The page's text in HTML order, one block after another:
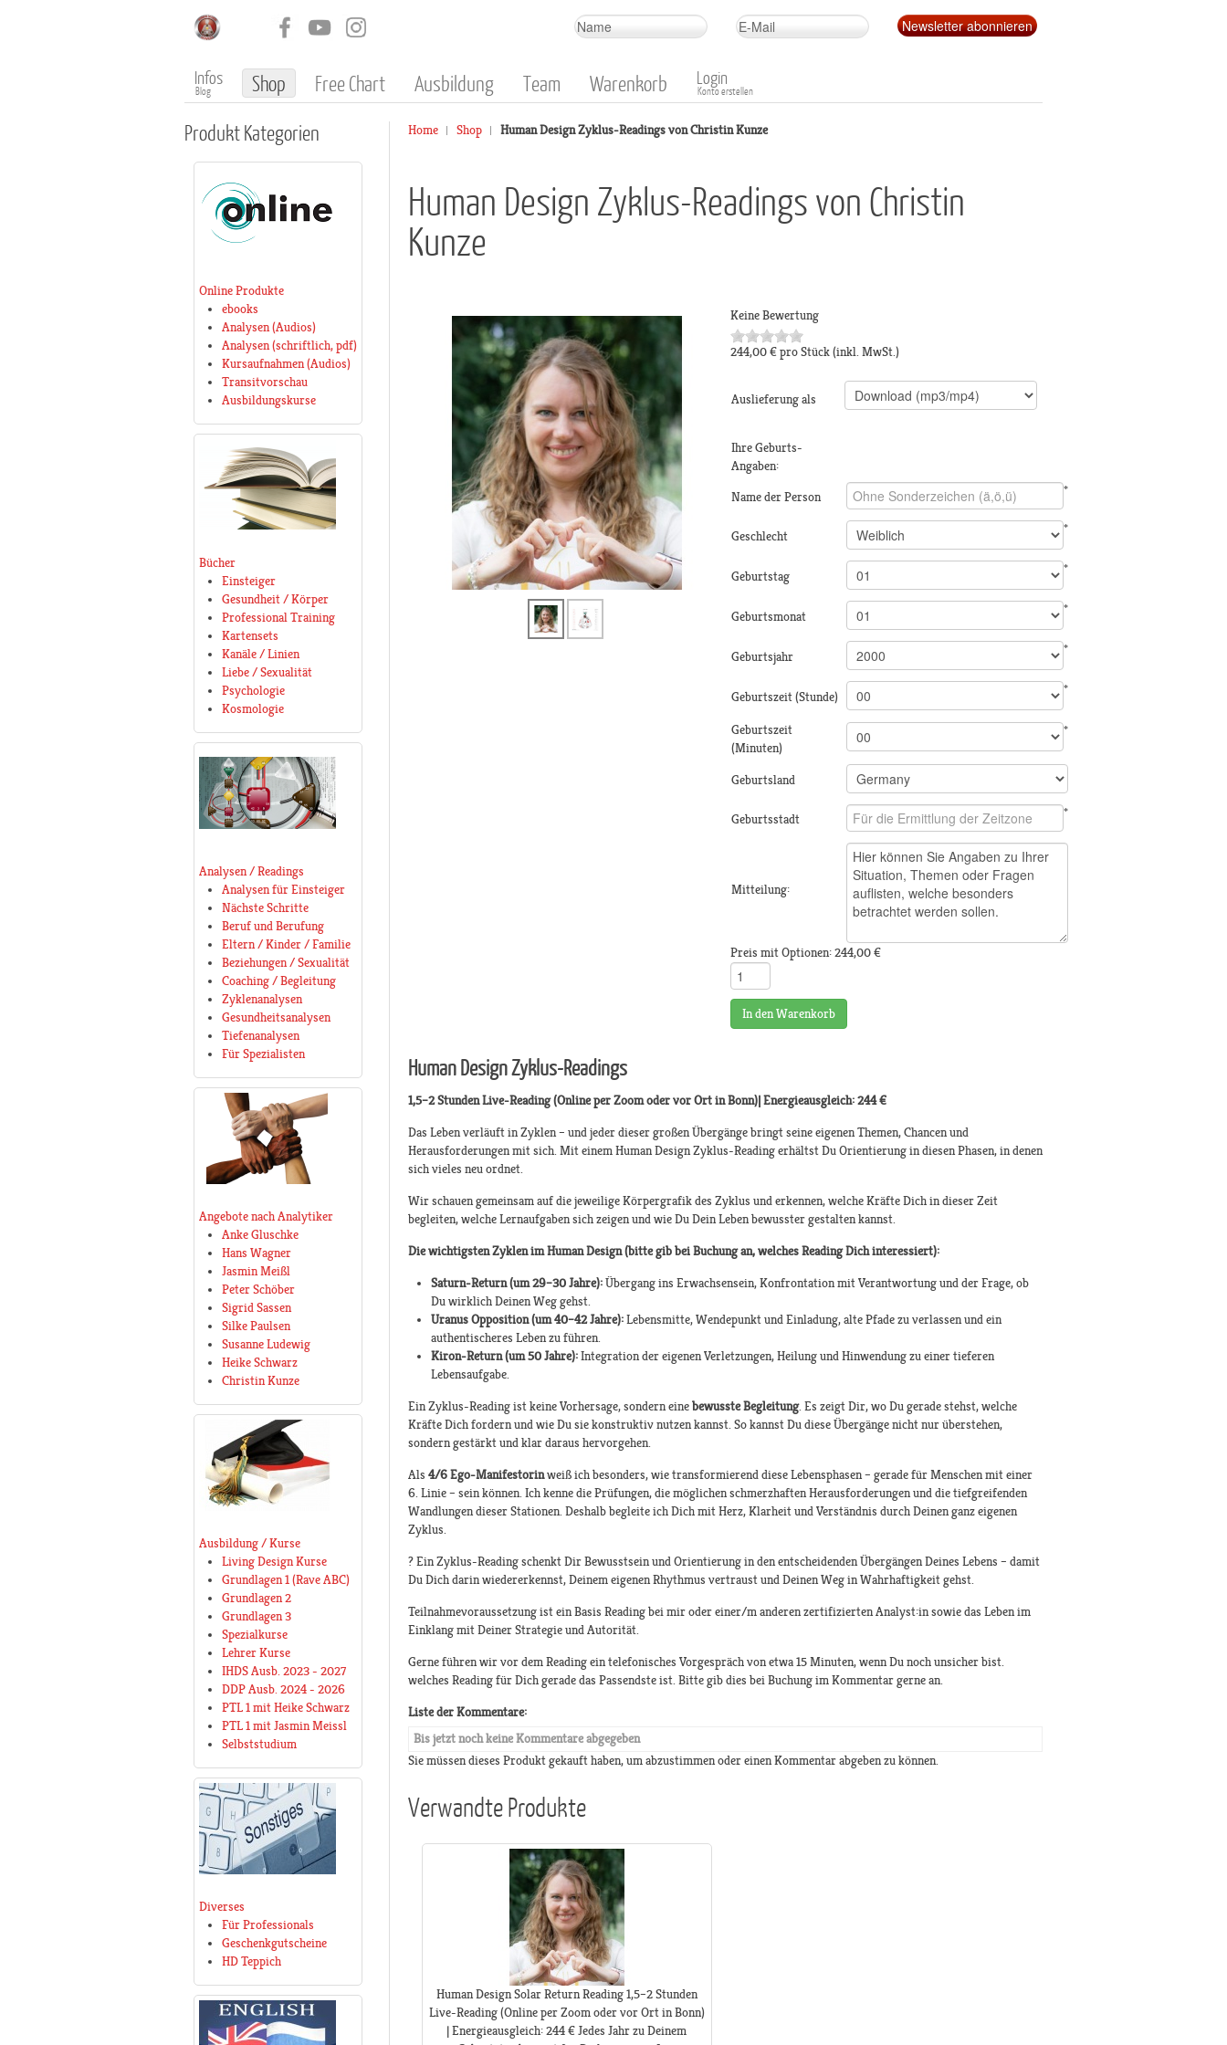
Infos
Blog Shop Free Chart Ausbildung Team Warenkorb Login
Konto erstellen
Home Shop Human Design Zyklus-Readings von Christin Kunze
Human Design Zyklus-Readings von Christin
Kunze
Keine Bewertung
244,00 € pro Stück(inkl. MwSt.)
Auslieferung als
Ihre Geburts-
Angaben:
Name der Person
*
Geschlecht *
Geburtstag *
Geburtsmonat *
Geburtsjahr *
Geburtszeit (Stunde) *
Geburtszeit
(Minuten)
*
Geburtsland
Geburtsstadt *
Mitteilung:
Preis mit Optionen: 244,00 €
In den Warenkorb
Human Design Zyklus-Readings
1,5–2 Stunden Live-Reading (Online per Zoom oder vor Ort in Bonn)| Energieausgleich: 244 €
Das Leben verläuft in Zyklen – und jeder dieser großen Übergänge bringt seine eigenen Themen, Chancen und
Herausforderungen mit sich. Mit einem Human Design Zyklus-Reading erhältst Du Orientierung in diesen Phasen, in denen
sich vieles neu ordnet.
Wir schauen gemeinsam auf die jeweilige Körpergrafik des Zyklus und erkennen, welche Kräfte Dich in dieser Zeit
begleiten, welche Lernaufgaben sich zeigen und wie Du Dein Leben bewusster gestalten kannst.
Die wichtigsten Zyklen im Human Design (bitte gib bei Buchung an, welches Reading Dich interessiert):
Saturn-Return (um 29–30 Jahre):Übergang ins Erwachsensein, Konfrontation mit Verantwortung und der Frage, ob
Du wirklich Deinen Weg gehst.
Uranus Opposition (um 40–42 Jahre):Lebensmitte, Wendepunkt und Einladung, alte Pfade zu verlassen und ein
authentischeres Leben zu führen.
Kiron-Return (um 50 Jahre):Integration der eigenen Verletzungen, Heilung und Hinwendung zu einer tieferen
Lebensaufgabe.
Ein Zyklus-Reading ist keine Vorhersage, sondern einebewusste Begleitung. Es zeigt Dir, wo Du gerade stehst, welche
Kräfte Dich fordern und wie Du sie konstruktiv nutzen kannst. So kannst Du diese Übergänge nicht nur überstehen,
sondern gestärkt und klar daraus hervorgehen.
Als 4/6 Ego-Manifestorinweiß ich besonders, wie transformierend diese Lebensphasen – gerade für Menschen mit einer
6. Linie – sein können. Ich kenne die Prüfungen, die möglichen schmerzhaften Herausforderungen und die tiefgreifenden
Wandlungen dieser Stationen. Deshalb begleite ich Dich mit Herz, Klarheit und Verständnis durch Deinen ganz eigenen
Zyklus.
? Ein Zyklus-Reading schenkt Dir Bewusstsein und Orientierung in den entscheidenden Übergängen Deines Lebens – damit
Du Dich darin wiedererkennst, Deinem eigenen Rhythmus vertraust und Deinen Weg in Wahrhaftigkeit gehst.
Teilnahmevoraussetzung ist ein Basis Reading bei mir oder einer/m anderen zertifizierten Analyst:in sowie das Leben im
Einklang mit Deiner Strategie und Autorität.
Gerne führen wir vor dem Reading ein telefonisches Vorgespräch von etwa 15 Minuten, wenn Du noch unsicher bist.
welches Reading für Dich gerade das Passendste ist. Bitte gib dies bei Buchung im Kommentar gerne an.
Liste der Kommentare:
Bis jetzt noch keine Kommentare abgegeben
Sie müssen dieses Produkt gekauft haben, um abzustimmen oder einen Kommentar abgeben zu können.
Verwandte Produkte
Human Design Solar Return Reading 1,5–2 Stunden
Live-Reading (Online per Zoom oder vor Ort in Bonn)
| Energieausgleich: 244 € Jedes Jahr zu Deinem
ProduktKategorien
Online Produkte
ebooks
Analysen (Audios)
Analysen (schriftlich, pdf)
Kursaufnahmen (Audios)
Transitvorschau
Ausbildungskurse
Bücher
Einsteiger
Gesundheit / Körper
Professional Training
Kartensets
Kanäle / Linien
Liebe / Sexualität
Psychologie
Kosmologie
Analysen / Readings
Analysen für Einsteiger
Nächste Schritte
Beruf und Berufung
Eltern / Kinder / Familie
Beziehungen / Sexualität
Coaching / Begleitung
Zyklenanalysen
Gesundheitsanalysen
Tiefenanalysen
Für Spezialisten
Angebote nach Analytiker
Anke Gluschke
Hans Wagner
Jasmin Meißl
Peter Schöber
Sigrid Sassen
Silke Paulsen
Susanne Ludewig
Heike Schwarz
Christin Kunze
Ausbildung / Kurse
Living Design Kurse
Grundlagen 1 (Rave ABC)
Grundlagen 2
Grundlagen 3
Spezialkurse
Lehrer Kurse
IHDS Ausb. 2023 - 2027
DDP Ausb. 2024 - 2026
PTL 1 mit Heike Schwarz
PTL 1 mit Jasmin Meissl
Selbststudium
Diverses
Für Professionals
Geschenkgutscheine
HD Teppich